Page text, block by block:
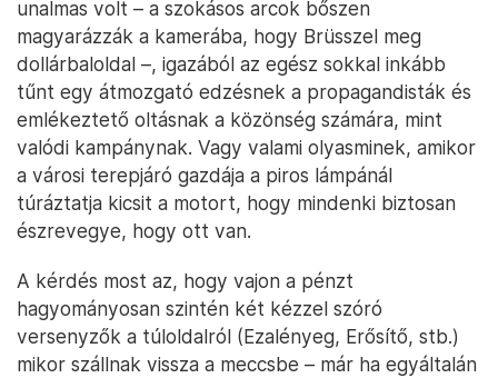
unalmas volt – a szokásos arcok bőszen
magyarázzák a kamerába, hogy Brüsszel meg
dollárbaloldal –, igazából az egész sokkal inkább
tűnt egy átmozgató edzésnek a propagandisták és
emlékeztető oltásnak a közönség számára, mint
valódi kampánynak. Vagy valami olyasminek, amikor
a városi terepjáró gazdája a piros lámpánál
túráztatja kicsit a motort, hogy mindenki biztosan
észrevegye, hogy ott van.
A kérdés most az, hogy vajon a pénzt
hagyományosan szintén két kézzel szóró
versenyzők a túloldalról (Ezalényeg, Erősítő, stb.)
mikor szállnak vissza a meccsbe – már ha egyáltalán